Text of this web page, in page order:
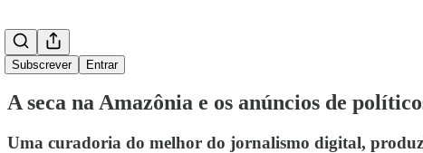
Subscrever Entrar
A seca na Amazônia e os anúncios de
Uma curadoria do melhor do jornalismo digital,